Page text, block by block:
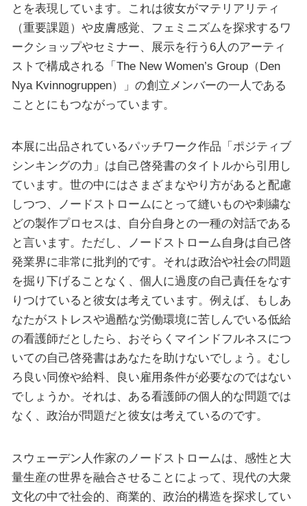
とを表現しています。これは彼女がマテリアリティ
（重要課題）や皮膚感覚、フェミニズムを探求するワ
ークショップやセミナー、展示を行う6人のアーティ
ストで構成される「The New Women’s Group（Den
Nya Kvinnogruppen）」の創立メンバーの一人である
こととにもつながっています。
本展に出品されているパッチワーク作品「ポジティブ
シンキングの力」は自己啓発書のタイトルから引用し
ています。世の中にはさまざまなやり方があると配慮
しつつ、ノードストロームにとって縫いものや刺繍な
どの製作プロセスは、自分自身との一種の対話である
と言います。ただし、ノードストローム自身は自己啓
発業界に非常に批判的です。それは政治や社会の問題
を掘り下げることなく、個人に過度の自己責任をなす
りつけていると彼女は考えています。例えば、もしあ
なたがストレスや過酷な労働環境に苦しんでいる低給
の看護師だとしたら、おそらくマインドフルネスにつ
いての自己啓発書はあなたを助けないでしょう。むし
ろ良い同僚や給料、良い雇用条件が必要なのではない
でしょうか。それは、ある看護師の個人的な問題では
なく、政治が問題だと彼女は考えているのです。
スウェーデン人作家のノードストロームは、感性と大
量生産の世界を融合させることによって、現代の大衆
文化の中で社会的、商業的、政治的構造を探求してい